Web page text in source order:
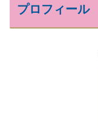
プロフィール